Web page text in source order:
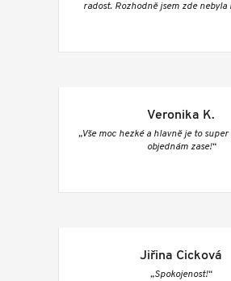
radost. Rozhodně jsem zde nebyla
Veronika K.
„Vše moc hezké a hlavně je to
objednám zase!“
Jiřina Cicková
„Spokojenost!“